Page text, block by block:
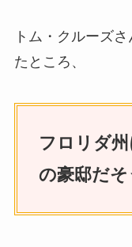
トム・クルーズ
たところ、
フロリダ
の豪邸だそ